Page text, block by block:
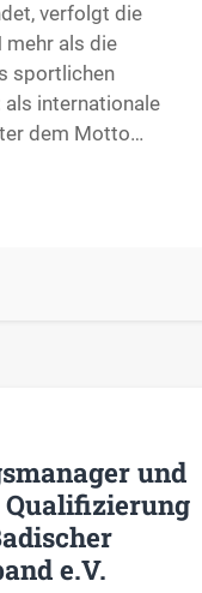
verfolgt die
mehr als die
sportlichen
internationale
dem Motto…
und
e.V.